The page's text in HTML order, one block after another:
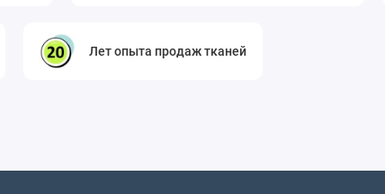
Лет опыта продаж тканей